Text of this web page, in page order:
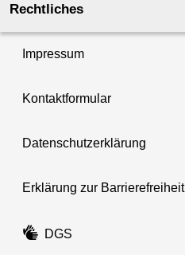
Rechtliches
Impressum
Kontaktformular
Datenschutzerklärung
Erklärung zur Barrierefreiheit
DGS